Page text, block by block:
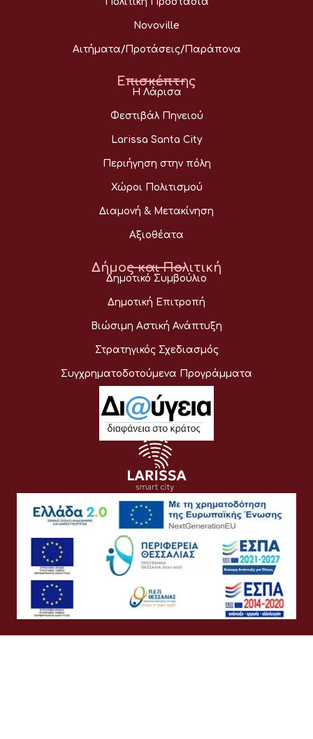
Novoville
Αιτήματα/Προτάσεις/Παράπονα
Επισκέπτης
Η Λάρισα
Φεστιβάλ Πηνειού
Larissa Santa City
Περιήγηση στην πόλη
Χώροι Πολιτισμού
Διαμονή & Μετακίνηση
Αξιοθέατα
Δήμος και Πολιτική
Δημοτικό Συμβούλιο
Δημοτική Επιτροπή
Βιώσιμη Αστική Ανάπτυξη
Στρατηγικός Σχεδιασμός
Συγχρηματοδοτούμενα Προγράμματα